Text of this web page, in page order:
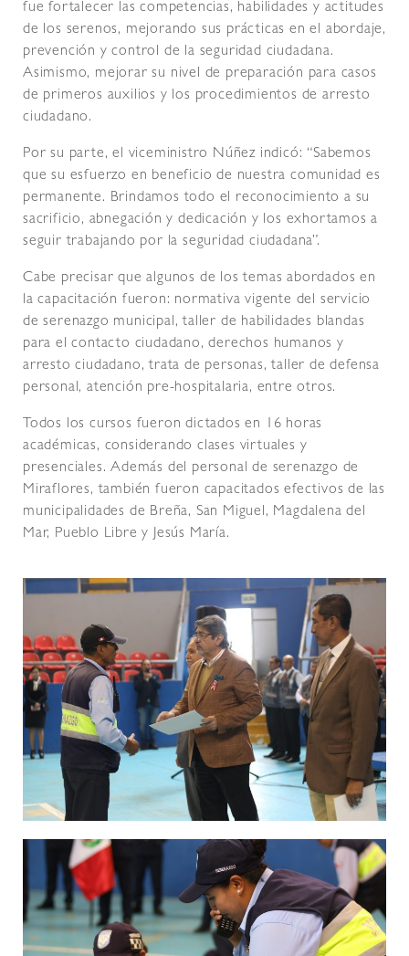
fue fortalecer las competencias, habilidades y actitudes
de los serenos, mejorando sus prácticas en el abordaje,
prevención y control de la seguridad ciudadana.
Asimismo, mejorar su nivel de preparación para casos
de primeros auxilios y los procedimientos de arresto
ciudadano.
Por su parte, el viceministro Núñez indicó: “Sabemos
que su esfuerzo en beneficio de nuestra comunidad es
permanente. Brindamos todo el reconocimiento a su
sacrificio, abnegación y dedicación y los exhortamos a
seguir trabajando por la seguridad ciudadana”.
Cabe precisar que algunos de los temas abordados en
la capacitación fueron: normativa vigente del servicio
de serenazgo municipal, taller de habilidades blandas
para el contacto ciudadano, derechos humanos y
arresto ciudadano, trata de personas, taller de defensa
personal, atención pre-hospitalaria, entre otros.
Todos los cursos fueron dictados en 16 horas
académicas, considerando clases virtuales y
presenciales. Además del personal de serenazgo de
Miraflores, también fueron capacitados efectivos de las
municipalidades de Breña, San Miguel, Magdalena del
Mar, Pueblo Libre y Jesús María.